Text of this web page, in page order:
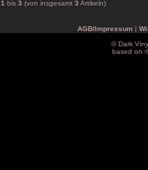
1 bis 3 (von insgesamt 3 Artikeln)
AGB/Impressum|
© Dark
based on